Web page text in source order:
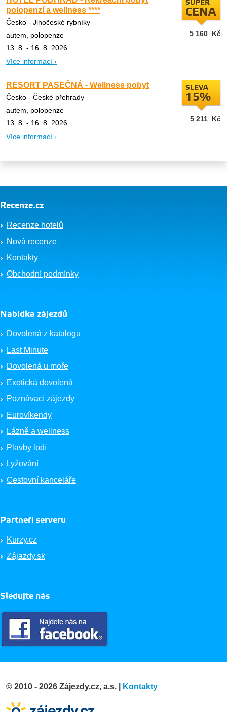
polopenzí a wellness ****
Česko - Jihočeské rybníky
autem, polopenze
13. 8. - 16. 8. 2026
Více informací ›
SUPER
CENA
5 160 Kč
RESORT PASEČNÁ - Wellness pobyt
Česko - České přehrady
autem, polopenze
13. 8. - 16. 8. 2026
Více informací ›
SLEVA
15%
5 211 Kč
Recenze.cz
Recenze hotelů
Nová recenze
Kontakty
Obchodní podmínky
Nabídka zájezdů
Dovolená z katalogu
Last Minute
Dovolená u moře
Exotická dovolená
Poznávací zájezdy
Eurovíkendy
Lázně a wellness
Plavby lodí
Lyžování
Cestovní kanceláře
Partneři serveru
Kurzy.cz
Zájazdy.sk
Sledujte nás
© 2010 - 2026 Zájezdy.cz, a.s. | Kontakty